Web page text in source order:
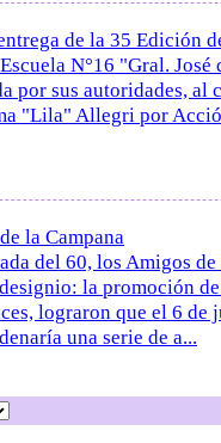
de la 35 Edición
N°16 "Gral.
por sus autoridades,
"Lila" Allegri por
la Campana
del 60, los Amigos
la promoción de
lograron que el 6
una serie de a...